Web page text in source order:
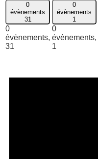
0
évènements
31
0
évènements,
31
0
évènements
1
0
évènements,
1